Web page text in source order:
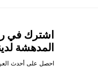
اشترك في
المدهشة
احصل على أحدث